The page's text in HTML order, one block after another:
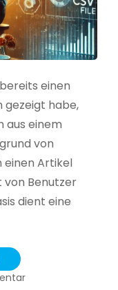
einen
habe,
aus einem
von
einen Artikel
Benutzer
dient eine
zu